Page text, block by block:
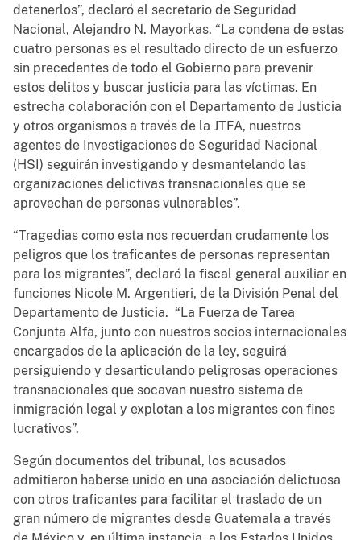
detenerlos”, declaró el secretario de Seguridad
Nacional, Alejandro N. Mayorkas. “La condena de estas
cuatro personas es el resultado directo de un esfuerzo
sin precedentes de todo el Gobierno para prevenir
estos delitos y buscar justicia para las víctimas. En
estrecha colaboración con el Departamento de Justicia
y otros organismos a través de la JTFA, nuestros
agentes de Investigaciones de Seguridad Nacional
(HSI) seguirán investigando y desmantelando las
organizaciones delictivas transnacionales que se
aprovechan de personas vulnerables”.
“Tragedias como esta nos recuerdan crudamente los
peligros que los traficantes de personas representan
para los migrantes”, declaró la fiscal general auxiliar en
funciones Nicole M. Argentieri, de la División Penal del
Departamento de Justicia. “La Fuerza de Tarea
Conjunta Alfa, junto con nuestros socios internacionales
encargados de la aplicación de la ley, seguirá
persiguiendo y desarticulando peligrosas operaciones
transnacionales que socavan nuestro sistema de
inmigración legal y explotan a los migrantes con fines
lucrativos”.
Según documentos del tribunal, los acusados
admitieron haberse unido en una asociación delictuosa
con otros traficantes para facilitar el traslado de un
gran número de migrantes desde Guatemala a través